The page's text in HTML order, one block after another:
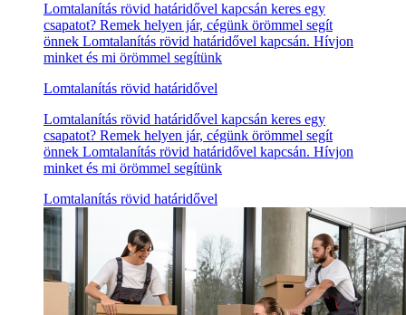
Lomtalanítás rövid határidővel kapcsán keres egy
csapatot? Remek helyen jár, cégünk örömmel segít
önnek Lomtalanítás rövid határidővel kapcsán. Hívjon
minket és mi örömmel segítünk
Lomtalanítás rövid határidővel
Lomtalanítás rövid határidővel kapcsán keres egy
csapatot? Remek helyen jár, cégünk örömmel segít
önnek Lomtalanítás rövid határidővel kapcsán. Hívjon
minket és mi örömmel segítünk
Lomtalanítás rövid határidővel